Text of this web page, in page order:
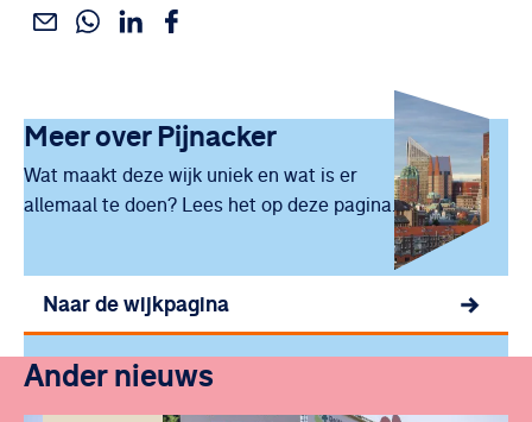
Deel dit via e-mail
Deel dit via WhatsApp
Deel dit via Linkedin
Deel dit via Facebook
Uitgelicht
Meer over Pijnacker
Wat maakt deze wijk uniek en wat is er
allemaal te doen? Lees het op deze pagina.
Naar de wijkpagina
Ander nieuws